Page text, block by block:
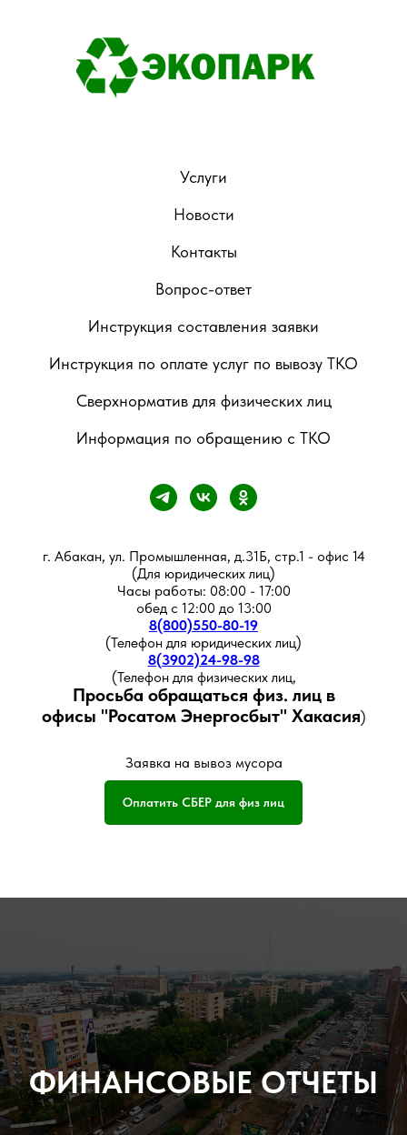
Услуги
Новости
Контакты
Вопрос-ответ
Инструкция составления заявки
Инструкция по оплате услуг по вывозу ТКО
Сверхнорматив для физических лиц
Информация по обращению с ТКО
г. Абакан, ул. Промышленная, д.31Б, стр.1 - офис 14
(Для юридических лиц)
Часы работы: 08:00 - 17:00
обед с 12:00 до 13:00
8(800)550-80-19
(Телефон для юридических лиц)
8(3902)24-98-98
(Телефон для физических лиц,
Просьба обращаться физ. лиц в
офисы "Росатом Энергосбыт" Хакасия)
Заявка на вывоз мусора
Оплатить СБЕР для физ лиц
ФИНАНСОВЫЕ ОТЧЕТЫ